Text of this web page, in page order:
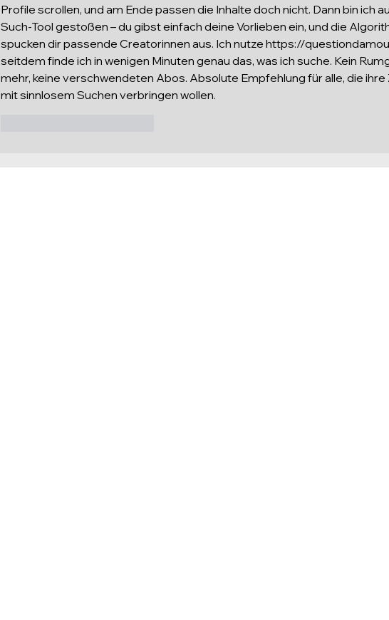
Profile scrollen, und am Ende passen die Inhalte doch nicht. Dann bin ich
Such-Tool gestoßen – du gibst einfach deine Vorlieben ein, und die
spucken dir passende Creatorinnen aus. Ich nutze https://
seitdem finde ich in wenigen Minuten genau das, was ich suche. Kein
mehr, keine verschwendeten Abos. Absolute Empfehlung für alle, die ihre
mit sinnlosem Suchen verbringen wollen.